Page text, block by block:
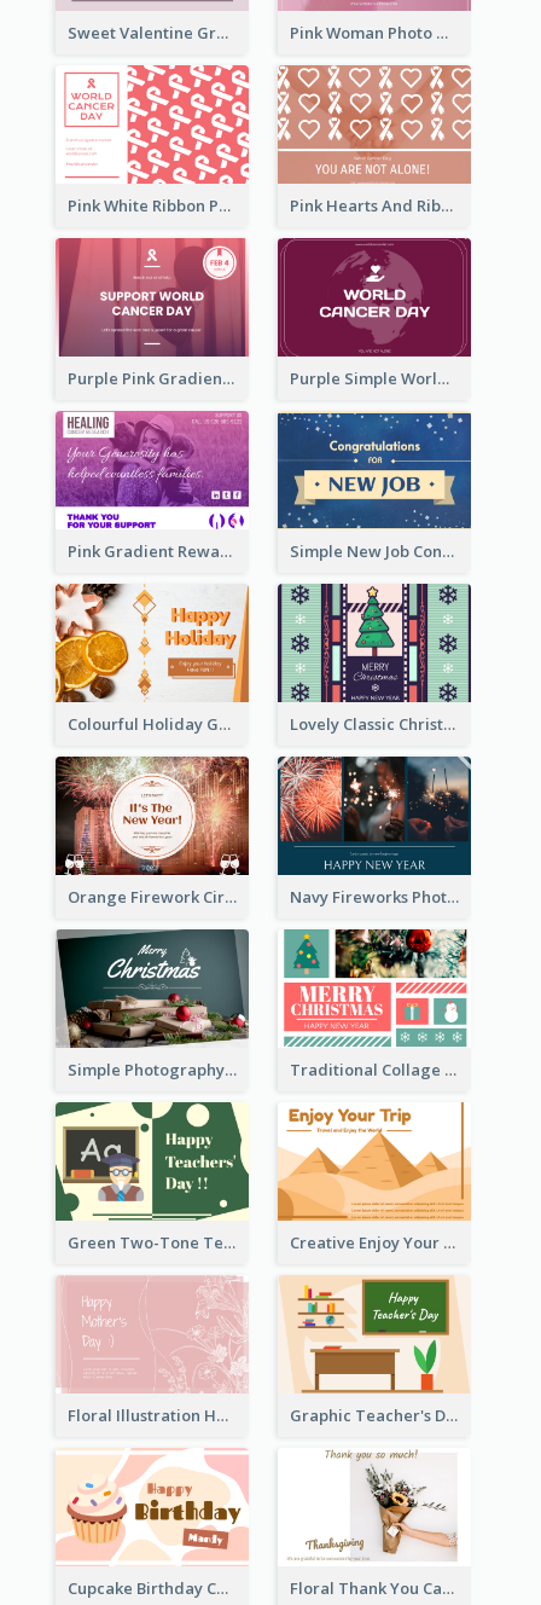
Sweet Valentine Greeting Card Design Ideas Pink Woman Photo World Cancer Day Greeting Card
Pink White Ribbon Patterns World Cancer Day Greeting Card Pink Hearts And Ribbon Patterns World Cancer Day Greeting Card
Purple Pink Gradient World Cancer Day Greeting Card Purple Simple World Cancer Day Greeting Card
Pink Gradient Reward For Donation Card Design Simple New Job Congratulations Card In Yellow And Blue
Colourful Holiday Greeting Card In Orange Theme Lovely Classic Christmas Greeting Card Design
Orange Firework Circle New Year Greeting Card Navy Fireworks Photo Happy New Year Greeting Card
Simple Photography Christmas Greeting Card Traditional Collage Design Christmas Card Idea
Green Two-Tone Teachers Celebration Card Creative Enjoy Your Trip Card
Floral Illustration Happy Mother's Day Celebration Card Graphic Teacher's Day Card In Warm Colour Tone
Cupcake Birthday Card With Blobs Floral Thank You Card